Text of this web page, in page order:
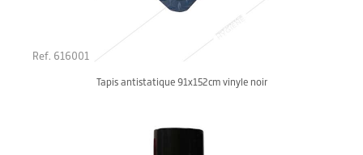
Ref. 616001
Tapis antistatique 91x152cm vinyle noir